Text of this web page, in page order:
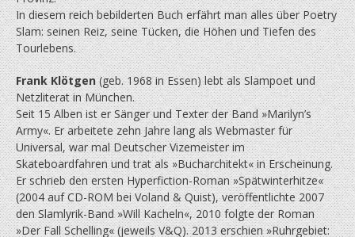
In diesem reich bebilderten Buch erfährt man alles über Poetry
Slam: seinen Reiz, seine Tücken, die Höhen und Tiefen des
Tourlebens.
Frank Klötgen(geb. 1968 in Essen) lebt als Slampoet und
Netzliterat in München.
Seit 15 Alben ist er Sänger und Texter der Band »Marilyn’s
Army«. Er arbeitete zehn Jahre lang als Webmaster für
Universal, war mal Deutscher Vizemeister im
Skateboardfahren und trat als »Bucharchitekt« in Erscheinung.
Er schrieb den ersten Hyperfiction-Roman »Spät­winterhitze«
(2004 auf CD-ROM bei Voland & Quist), veröffentlichte 2007
den Slamlyrik-Band »Will Kacheln«, 2010 folgte der Roman
»Der Fall Schelling« (jeweils V&Q). 2013 erschien »Ruhrgebiet: